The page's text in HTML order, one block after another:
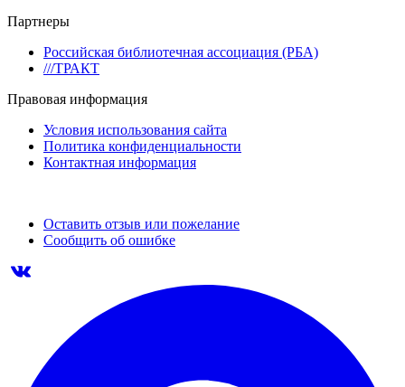
Партнеры
Российская библиотечная ассоциация (РБА)
///ТРАКТ
Правовая информация
Условия использования сайта
Политика конфиденциальности
Контактная информация
Оставить отзыв или пожелание
Сообщить об ошибке